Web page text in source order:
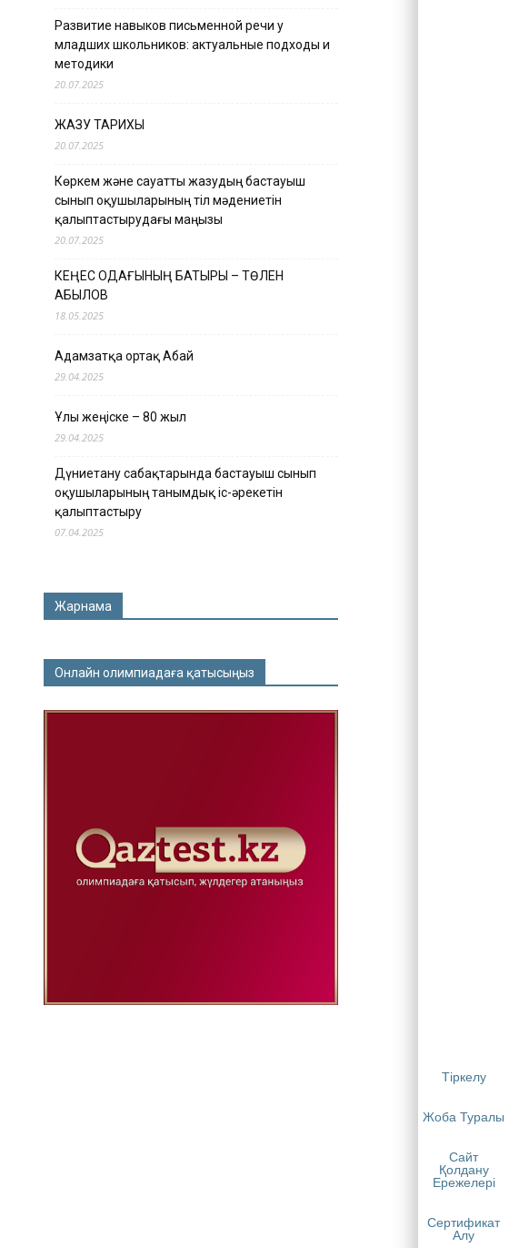
Тіркелу
Жоба Туралы
Сайт
Қолдану
Ережелері
Сертификат
Алу
Развитие навыков письменной речи у
младших школьников: актуальные подходы и
методики
20.07.2025
ЖАЗУ ТАРИХЫ
20.07.2025
Көркем және сауатты жазудың бастауыш
сынып оқушыларының тіл мәдениетін
қалыптастырудағы маңызы
20.07.2025
КЕҢЕС ОДАҒЫНЫҢ БАТЫРЫ – ТӨЛЕН
ҚАБЫЛОВ
18.05.2025
Адамзатқа ортақ Абай
29.04.2025
Ұлы жеңіске – 80 жыл
29.04.2025
Дүниетану сабақтарында бастауыш сынып
оқушыларының танымдық іс-әрекетін
қалыптастыру
07.04.2025
Жарнама
Онлайн олимпиадаға қатысыңыз